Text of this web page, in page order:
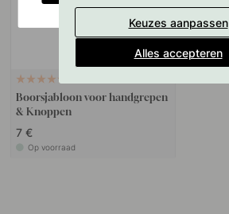
Boorsjabloon voor handgrepen
& Knoppen
7 €
Op voorraad
Keuzes aanpassen
Alles accepteren